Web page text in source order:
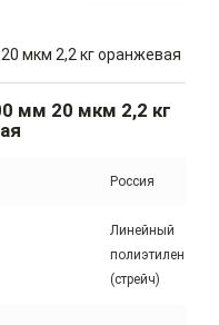
мм 20 мкм 2,2 кг
Россия
Линейный
полиэтилен
(стрейч)